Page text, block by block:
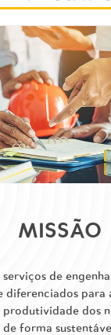
MISSÃO
serviços de
diferenciados para
dos
de forma